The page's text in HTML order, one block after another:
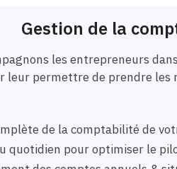
Gestion de la
les entrepreneurs
leur permettre de prendre les
de la comptabilité de
quotidien pour optimiser le